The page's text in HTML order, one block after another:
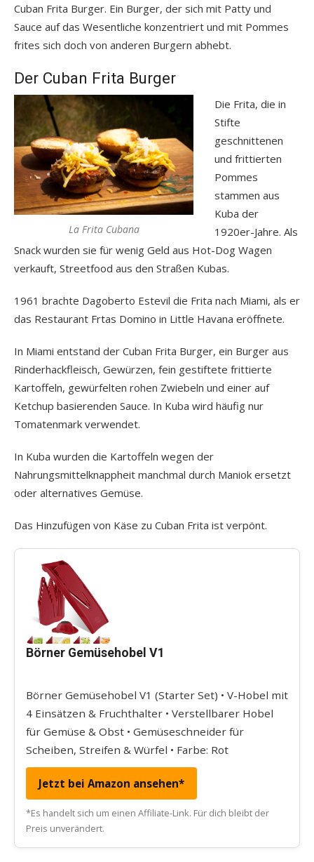
Cuban Frita Burger. Ein Burger, der sich mit Patty und
Sauce auf das Wesentliche konzentriert und mit Pommes
frites sich doch von anderen Burgern abhebt.
Der Cuban Frita Burger
La Frita Cubana
Die Frita, die in
Stifte
geschnittenen
und frittierten
Pommes
stammen aus
Kuba der
1920er-Jahre. Als
Snack wurden sie für wenig Geld aus Hot-Dog Wagen
verkauft, Streetfood aus den Straßen Kubas.
1961 brachte Dagoberto Estevil die Frita nach Miami, als er
das Restaurant Frtas Domino in Little Havana eröffnete.
In Miami entstand der Cuban Frita Burger, ein Burger aus
Rinderhackfleisch, Gewürzen, fein gestiftete frittierte
Kartoffeln, gewürfelten rohen Zwiebeln und einer auf
Ketchup basierenden Sauce. In Kuba wird häufig nur
Tomatenmark verwendet.
In Kuba wurden die Kartoffeln wegen der
Nahrungsmittelknappheit manchmal durch Maniok ersetzt
oder alternatives Gemüse.
Das Hinzufügen von Käse zu Cuban Frita ist verpönt.
Börner Gemüsehobel V1
Börner Gemüsehobel V1 (Starter Set) • V-Hobel mit
4 Einsätzen & Fruchthalter • Verstellbarer Hobel
für Gemüse & Obst • Gemüseschneider für
Scheiben, Streifen & Würfel • Farbe: Rot
Jetzt bei Amazon ansehen*
*Es handelt sich um einen Affiliate-Link. Für dich bleibt der
Preis unverändert.